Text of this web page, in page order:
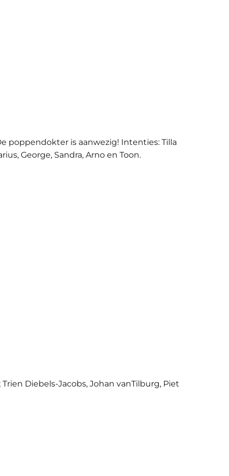
poppendokter is aanwezig! Intenties: Tilla
George, Sandra, Arno en Toon.
Diebels-Jacobs, Johan vanTilburg, Piet